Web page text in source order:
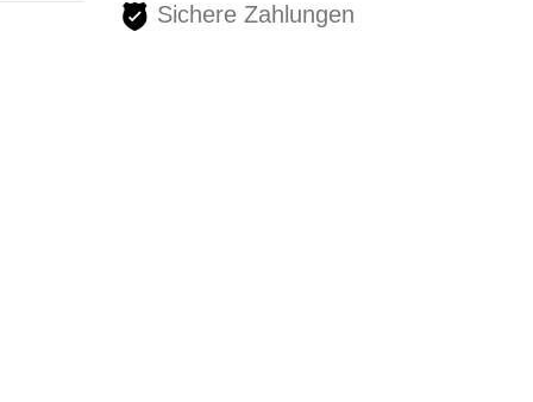
Sichere Zahlungen